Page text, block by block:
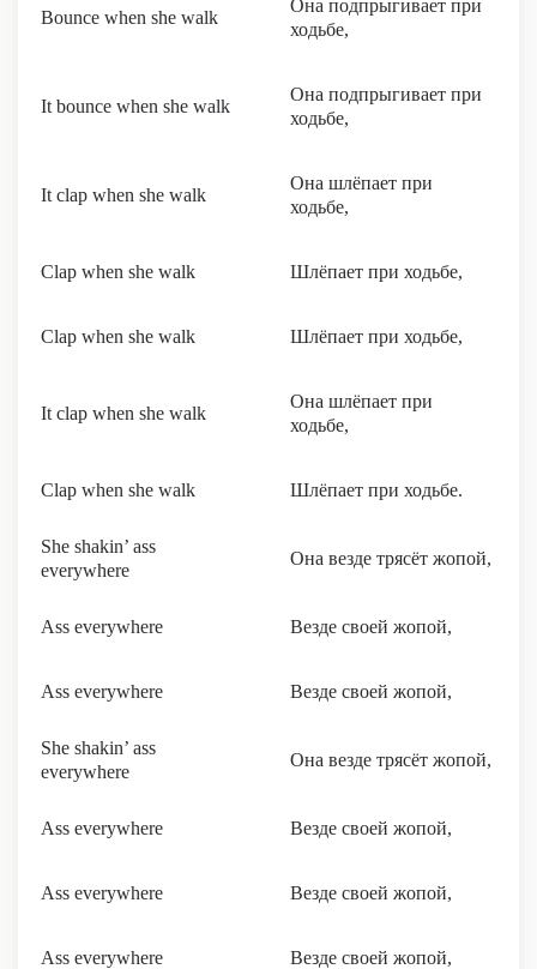
Bounce when she walk
Она подпрыгивает при
ходьбе,
It bounce when she walk
Она подпрыгивает при
ходьбе,
It clap when she walk
Она шлёпает при
ходьбе,
Clap when she walk Шлёпает при ходьбе,
Clap when she walk Шлёпает при ходьбе,
It clap when she walk
Она шлёпает при
ходьбе,
Clap when she walk Шлёпает при ходьбе.
She shakin’ ass
everywhere
Она везде трясёт жопой,
Ass everywhere Везде своей жопой,
Ass everywhere Везде своей жопой,
She shakin’ ass
everywhere
Она везде трясёт жопой,
Ass everywhere Везде своей жопой,
Ass everywhere Везде своей жопой,
Ass everywhere Везде своей жопой,